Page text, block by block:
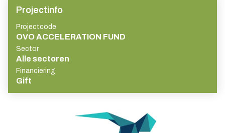
Projectinfo
Projectcode
OVO ACCELERATION FUND
Sector
Alle sectoren
Financiering
Gift